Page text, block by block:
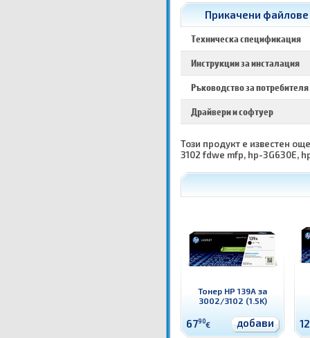
Прикачени файлове
Техническа спецификация
Инструкции за инсталация
Ръководство за потребителя
Драйвери и софтуер
Този продукт е известен
3102 fdwe mfp, hp-3G630E,
Тонер HP 139A за
3002/3102 (1.5K)
6790€ добави